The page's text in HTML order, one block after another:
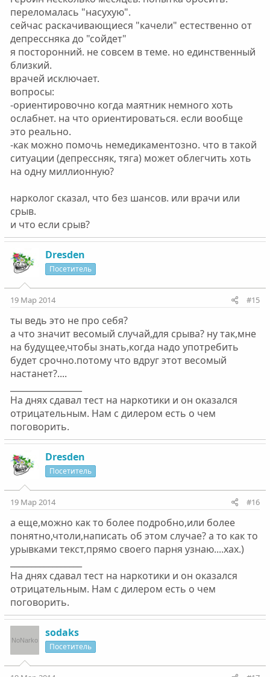
переломалась "насухую".
сейчас раскачивающиеся "качели" естественно от
депрессняка до "сойдет"
я посторонний. не совсем в теме. но единственный
близкий.
врачей исключает.
вопросы:
-ориентировочно когда маятник немного хоть
ослабнет. на что ориентироваться. если вообще
это реально.
-как можно помочь немедикаментозно. что в такой
ситуации (депрессняк, тяга) может облегчить хоть
на одну миллионную?
нарколог сказал, что без шансов. или врачи или
срыв.
и что если срыв?
Dresden
Посетитель
19 Мар 2014 #15
ты ведь это не про себя?
а что значит весомый случай,для срыва? ну так,мне
на будущее,чтобы знать,когда надо употребить
будет срочно.потому что вдруг этот весомый
настанет?....
На днях сдавал тест на наркотики и он оказался
отрицательным. Нам с дилером есть о чем
поговорить.
Dresden
Посетитель
19 Мар 2014 #16
а еще,можно как то более подробно,или более
понятно,чтоли,написать об этом случае? а то как то
урывками текст,прямо своего парня узнаю....хах.)
На днях сдавал тест на наркотики и он оказался
отрицательным. Нам с дилером есть о чем
поговорить.
sodaks
Посетитель